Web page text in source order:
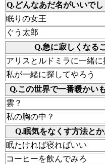
Q.どんなあだ名がいいでし
眠りの女王
ぐう太郎
Q.急に寂しくなる
アリスとルドミラに一緒
私が一緒に探してやろう
Q.この世界で一番暖かい
雲？
私の胸の中？
Q.眠気をなくす方法と
眠たければ寝ればいい
コーヒーを飲んでみろ